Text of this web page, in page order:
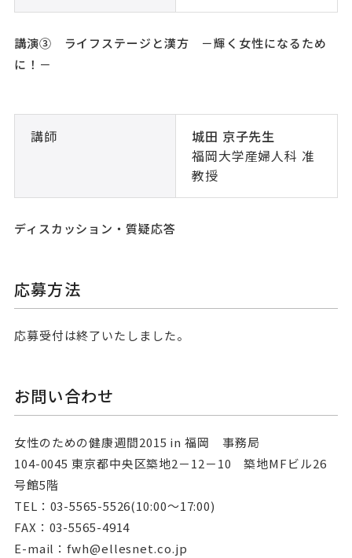
講演③ ライフステージと漢方 －輝く女性になるため
に！－
講師
城田 京子先生
福岡大学産婦人科 准
教授
ディスカッション・質疑応答
応募方法
応募受付は終了いたしました。
お問い合わせ
女性のための健康週間2015 in 福岡 事務局
104-0045 東京都中央区築地2－12－10 築地MFビル26
号館5階
TEL：03-5565-5526(10:00～17:00)
FAX：03-5565-4914
E-mail：fwh@ellesnet.co.jp